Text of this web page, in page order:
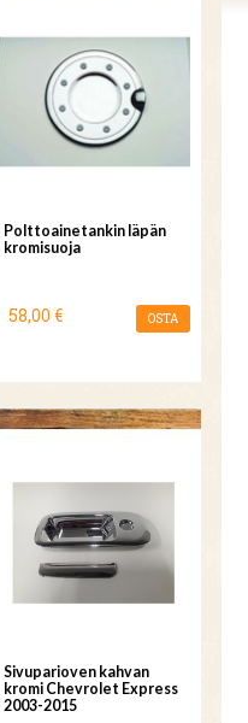
Polttoainetankin läpän
kromisuoja
58,00 € OSTA
Sivuparioven kahvan
kromi Chevrolet Express
2003-2015